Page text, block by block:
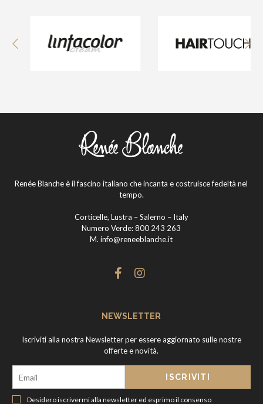
Renée Blanche è il fascino italiano che incanta e costruisce fedeltà nel
tempo.
Corticelle, Lustra – Salerno – Italy
Numero Verde:800 243 263
M.info@reneeblanche.it
NEWSLETTER
Iscriviti alla nostra Newsletter per essere aggiornato sulle nostre
offerte e novità.
Desidero iscrivermi alla newsletter ed esprimo il consenso